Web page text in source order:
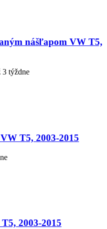
nášľapom VW T5,
3 týždne
T5, 2003-2015
2003-2015